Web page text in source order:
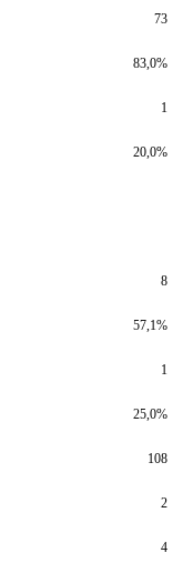
73
83,0%
1
20,0%
8
57,1%
1
25,0%
108
2
4